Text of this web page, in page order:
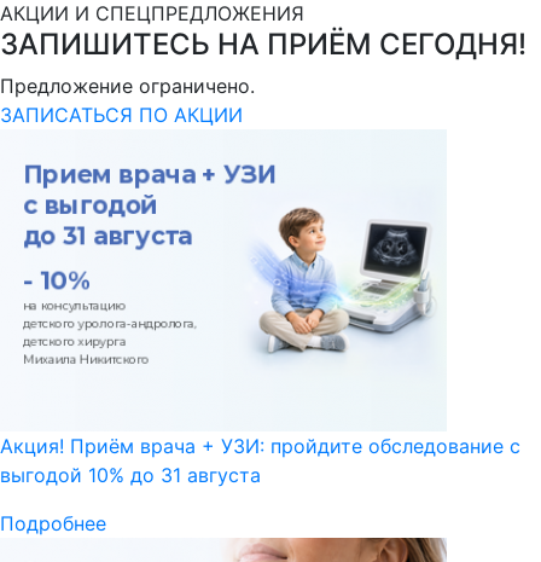
АКЦИИ И СПЕЦПРЕДЛОЖЕНИЯ
ЗАПИШИТЕСЬ НА ПРИЁМ СЕГОДНЯ!
Предложение ограничено.
ЗАПИСАТЬСЯ ПО АКЦИИ
Акция! Приём врача + УЗИ: пройдите обследование с
выгодой 10% до 31 августа
Подробнее